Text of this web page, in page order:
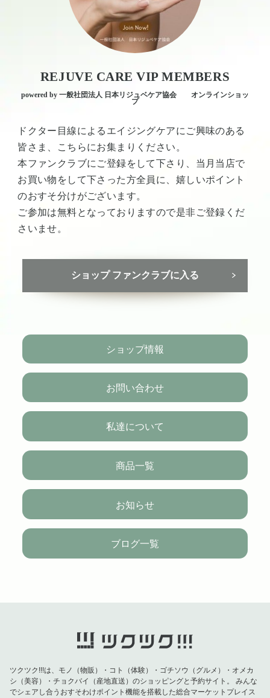
REJUVE CARE VIP MEMBERS
powered by 一般社団法人 日本リジュベケア協会 オンラインショッ
プ
ドクター目線によるエイジングケアにご興味のある
皆さま、こちらにお集まりください。
本ファンクラブにご登録をして下さり、当月当店で
お買い物をして下さった方全員に、嬉しいポイント
のおすそ分けがございます。
ご参加は無料となっておりますので是非ご登録くだ
さいませ。
ショップ ファンクラブに入る
ショップ情報
お問い合わせ
私達について
商品一覧
お知らせ
ブログ一覧
ツクツク!!!は、モノ（物販）・コト（体験）・ゴチソウ（グルメ）・オメカ
シ（美容）・チョクバイ（産地直送）のショッピングと予約サイト。
みんな
でシェアし合うおすそわけポイント機能を搭載した総合マーケットプレイス